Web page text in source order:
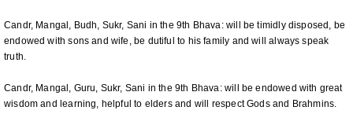
Candr, Mangal, Budh, Sukr, Sani in the 9th Bhava: will be timidly disposed, be
endowed with sons and wife, be dutiful to his family and will always speak
truth.
Candr, Mangal, Guru, Sukr, Sani in the 9th Bhava: will be endowed with great
wisdom and learning, helpful to elders and will respect Gods and Brahmins.